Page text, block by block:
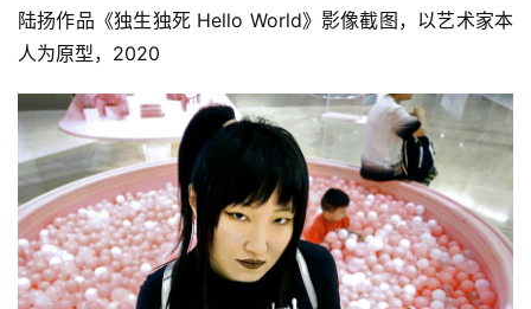
陆扬作品《独生独死 Hello World》影像截图，以艺术家本
人为原型，2020